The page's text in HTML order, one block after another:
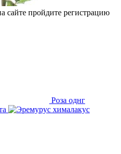
сайте пройдите регистрацию
Роза однг